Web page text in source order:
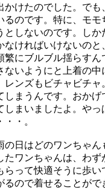
かけたのでした。で
るのです。特に、モ
としないのです。し
なければいけないの
繁にブルブル揺らす
ないようにと上着の
レンズもビチャビチ
しまうんです。おか
しまいましたよ。や
・・。
日はどのワンちゃん
たワンちゃんは、わ
らって快適そうに歩
るので着せることが